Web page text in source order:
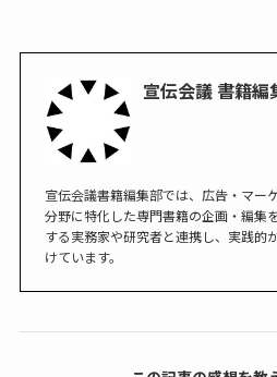
宣伝会議 書籍編
宣伝会議書籍編集部では、広告・マー
分野に特化した専門書籍の企画・編集
する実務家や研究者と連携し、実践的
けています。